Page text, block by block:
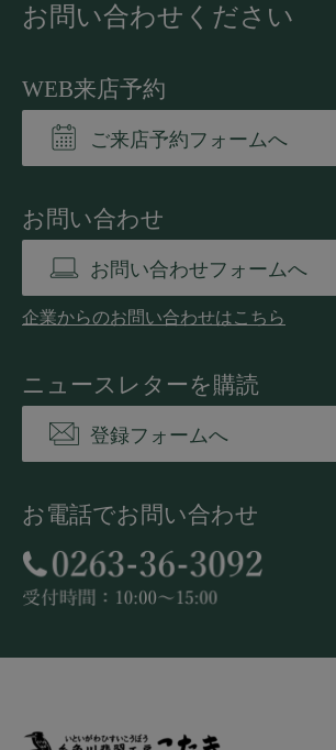
お問い合わせください
WEB来店予約
ご来店予約フォームへ
お問い合わせ
お問い合わせフォームへ
企業からのお問い合わせはこちら
ニュースレターを購読
登録フォームへ
お電話でお問い合わせ